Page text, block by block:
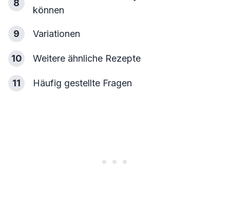
8
können
9 Variationen
10 Weitere ähnliche Rezepte
11 Häufig gestellte Fragen